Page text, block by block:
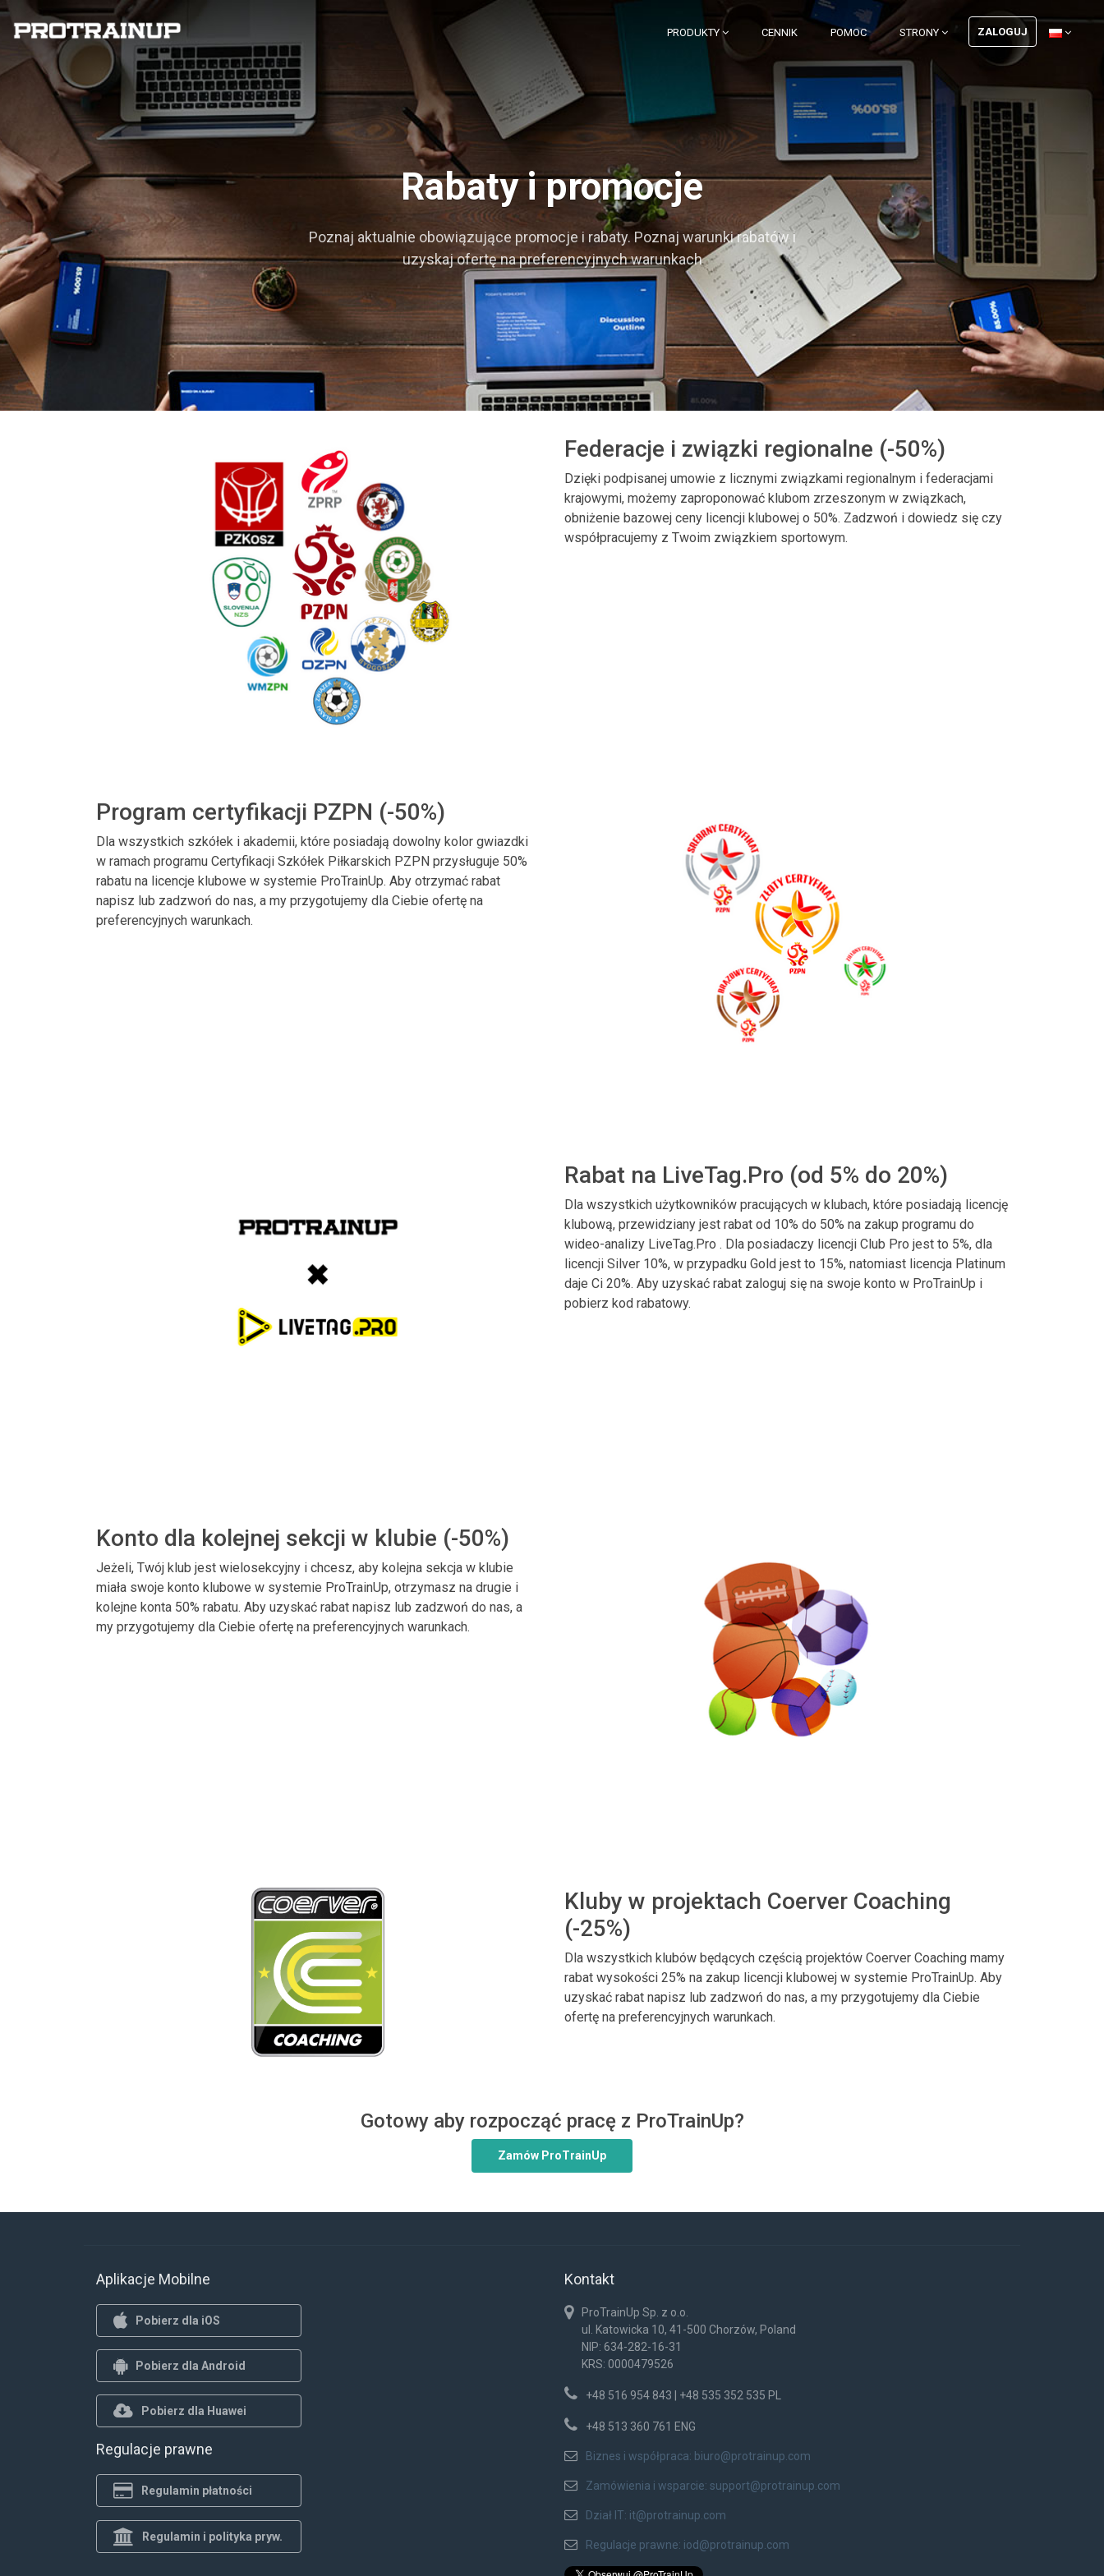
PRODUKTY CENNIK POMOC STRONY ZALOGUJ
Rabaty i promocje
Poznaj aktualnie obowiązujące promocje i rabaty. Poznaj warunki rabatów i
uzyskaj ofertę na preferencyjnych warunkach
Federacje i związki regionalne (-50%)
Dzięki podpisanej umowie z licznymi związkami regionalnym i federacjami
krajowymi, możemy zaproponować klubom zrzeszonym w związkach,
obniżenie bazowej ceny licencji klubowej o 50%. Zadzwoń i dowiedz się czy
współpracujemy z Twoim związkiem sportowym.
Program certyfikacji PZPN (-50%)
Dla wszystkich szkółek i akademii, które posiadają dowolny kolor gwiazdki
w ramach programu Certyfikacji Szkółek Piłkarskich PZPN przysługuje 50%
rabatu na licencje klubowe w systemie ProTrainUp. Aby otrzymać rabat
napisz lub zadzwoń do nas, a my przygotujemy dla Ciebie ofertę na
preferencyjnych warunkach.
Rabat na LiveTag.Pro (od 5% do 20%)
Dla wszystkich użytkowników pracujących w klubach, które posiadają licencję
klubową, przewidziany jest rabat od 10% do 50% na zakup programu do
wideo-analizy LiveTag.Pro . Dla posiadaczy licencji Club Pro jest to 5%, dla
licencji Silver 10%, w przypadku Gold jest to 15%, natomiast licencja Platinum
daje Ci 20%. Aby uzyskać rabat zaloguj się na swoje konto w ProTrainUp i
pobierz kod rabatowy.
Konto dla kolejnej sekcji w klubie (-50%)
Jeżeli, Twój klub jest wielosekcyjny i chcesz, aby kolejna sekcja w klubie
miała swoje konto klubowe w systemie ProTrainUp, otrzymasz na drugie i
kolejne konta 50% rabatu. Aby uzyskać rabat napisz lub zadzwoń do nas, a
my przygotujemy dla Ciebie ofertę na preferencyjnych warunkach.
Kluby w projektach Coerver Coaching
(-25%)
Dla wszystkich klubów będących częścią projektów Coerver Coaching mamy
rabat wysokości 25% na zakup licencji klubowej w systemie ProTrainUp. Aby
uzyskać rabat napisz lub zadzwoń do nas, a my przygotujemy dla Ciebie
ofertę na preferencyjnych warunkach.
Gotowy aby rozpocząć pracę z ProTrainUp?
Zamów ProTrainUp
Aplikacje Mobilne
Pobierz dla iOS
Pobierz dla Android
Pobierz dla Huawei
Regulacje prawne
Regulamin płatności
Regulamin i polityka pryw.
Kontakt
ProTrainUp Sp. z o.o.
ul. Katowicka 10, 41-500 Chorzów, Poland
NIP: 634-282-16-31
KRS: 0000479526
+48 516 954 843 | +48 535 352 535 PL
+48 513 360 761 ENG
Biznes i współpraca: biuro@protrainup.com
Zamówienia i wsparcie: support@protrainup.com
Dział IT: it@protrainup.com
Regulacje prawne: iod@protrainup.com